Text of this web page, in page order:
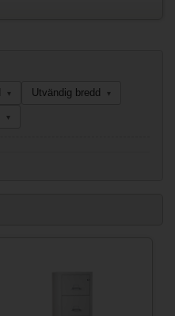
▾ Utvändig bredd ▾
▾